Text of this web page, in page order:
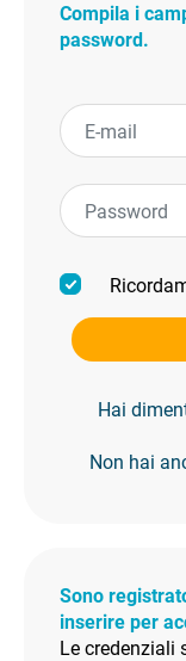
Compila i
password.
Hai
Non hai
Sono
inserire per
Le credenziali